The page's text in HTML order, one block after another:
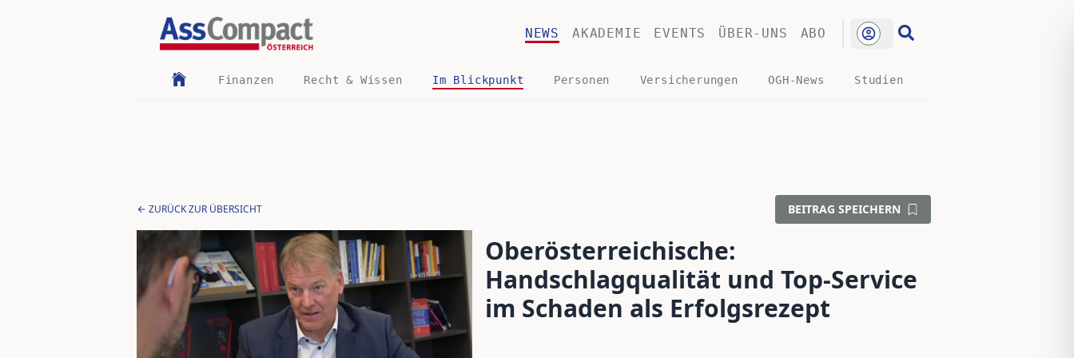
NEWS AKADEMIE EVENTS ÜBER-UNS ABO
Finanzen Recht & Wissen Im Blickpunkt Personen Versicherungen OGH-News Studien
ZURÜCK ZUR ÜBERSICHT BEITRAG SPEICHERN
Oberösterreichische:
Handschlagqualität und Top-Service
im Schaden als Erfolgsrezept